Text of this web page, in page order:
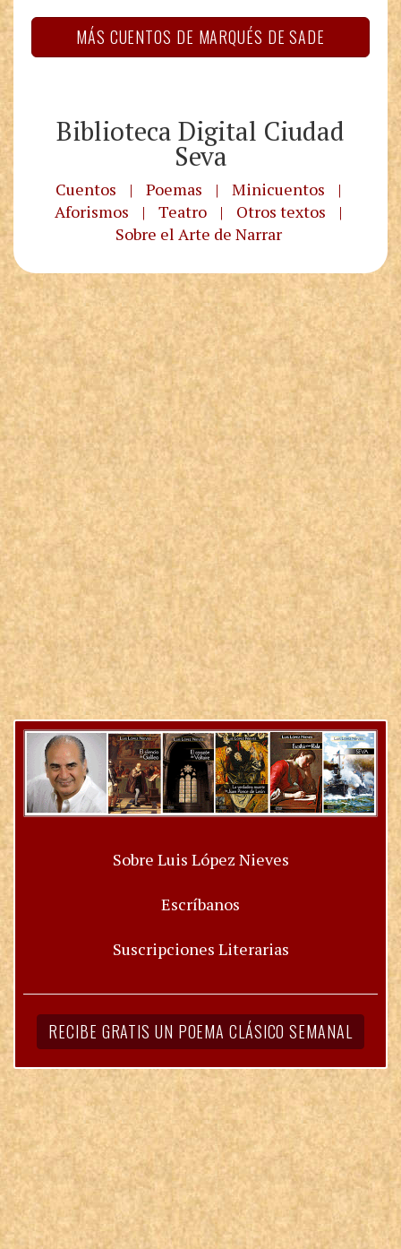
MÁS CUENTOS DE MARQUÉS DE SADE
Biblioteca Digital Ciudad
Seva
Cuentos | Poemas | Minicuentos
|
Aforismos
| Teatro | Otros textos
|
Sobre el Arte de Narrar
Sobre Luis López Nieves
Escríbanos
Suscripciones Literarias
RECIBE GRATIS UN POEMA CLÁSICO SEMANAL